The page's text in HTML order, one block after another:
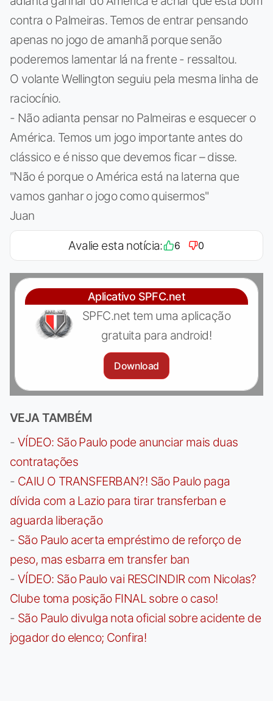
contra o Palmeiras. Temos de entrar pensando
apenas no jogo de amanhã porque senão
poderemos lamentar lá na frente - ressaltou.
O volante Wellington seguiu pela mesma linha de
raciocínio.
- Não adianta pensar no Palmeiras e esquecer o
América. Temos um jogo importante antes do
clássico e é nisso que devemos ficar – disse.
"Não é porque o América está na laterna que
vamos ganhar o jogo como quisermos"
Juan
Avalie esta notícia: 6 0
Aplicativo SPFC.net
SPFC.net tem uma aplicação
gratuita para android!
Download
VEJA TAMBÉM
- VÍDEO: São Paulo pode anunciar mais duas
contratações
- CAIU O TRANSFERBAN?! São Paulo paga
dívida com a Lazio para tirar transferban e
aguarda liberação
- São Paulo acerta empréstimo de reforço de
peso, mas esbarra em transfer ban
- VÍDEO: São Paulo vai RESCINDIR com Nicolas?
Clube toma posição FINAL sobre o caso!
- São Paulo divulga nota oficial sobre acidente de
jogador do elenco; Confira!